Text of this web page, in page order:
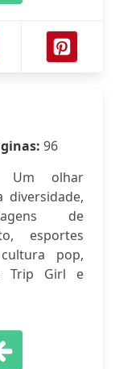
96
Um olhar
diversidade,
de
esportes
pop,
Trip Girl e